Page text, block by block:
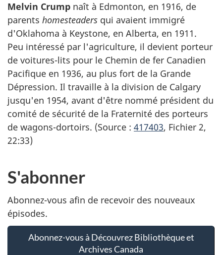
Melvin Crump naît à Edmonton, en 1916, de
parents homesteaders qui avaient immigré
d'Oklahoma à Keystone, en Alberta, en 1911.
Peu intéressé par l'agriculture, il devient porteur
de voitures-lits pour le Chemin de fer Canadien
Pacifique en 1936, au plus fort de la Grande
Dépression. Il travaille à la division de Calgary
jusqu'en 1954, avant d'être nommé président du
comité de sécurité de la Fraternité des porteurs
de wagons-dortoirs. (Source : 417403, Fichier 2,
22:33)
S'abonner
Abonnez-vous afin de recevoir des nouveaux
épisodes.
Abonnez-vous à Découvrez Bibliothèque et
Archives Canada